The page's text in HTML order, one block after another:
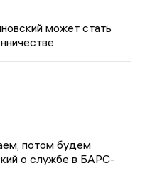
может стать
потом будем
о службе в БАРС-